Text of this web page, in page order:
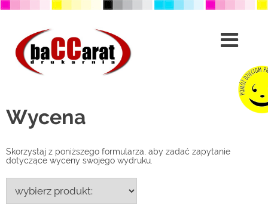
Przejdź
treści
Wycena
Skorzystaj z poniższego formularza, aby zadać zapytanie
dotyczące wyceny swojego wydruku.